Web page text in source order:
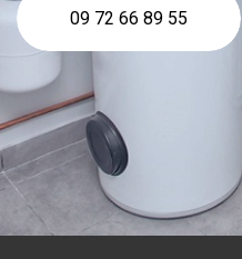
09 72 66 89 55